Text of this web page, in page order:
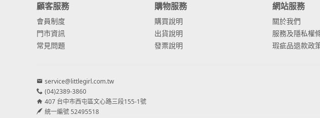
- 日本繡球花
- 重瓣繡球花
- 其他繡球花
- 滿天星⧸木滿天星
- 黑種草⧸東方黑種
顧客服務
會員制度
門市資訊
常見問題
購物服務
購買說明
出貨說明
發票說明
網站服務
關於我們
服務及隱私權
瑕疵品退款政
service@littlegirl.com.tw
(04)2389-3860
407 台中市西屯區文心路三段155-1號
統一編號 52495518